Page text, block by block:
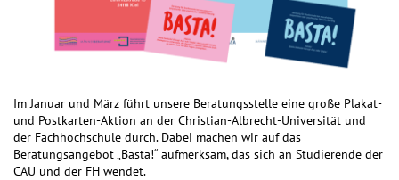
Im Januar und März führt unsere Beratungsstelle eine große Plakat-
und Postkarten-Aktion an der Christian-Albrecht-Universität und
der Fachhochschule durch. Dabei machen wir auf das
Beratungsangebot „Basta!“ aufmerksam, das sich an Studierende der
CAU und der FH wendet.